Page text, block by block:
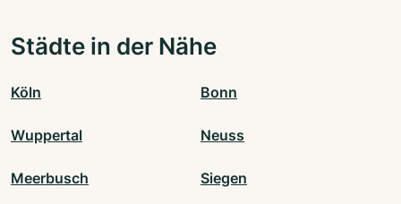
Städte in der Nähe
Köln Bonn
Wuppertal Neuss
Meerbusch Siegen